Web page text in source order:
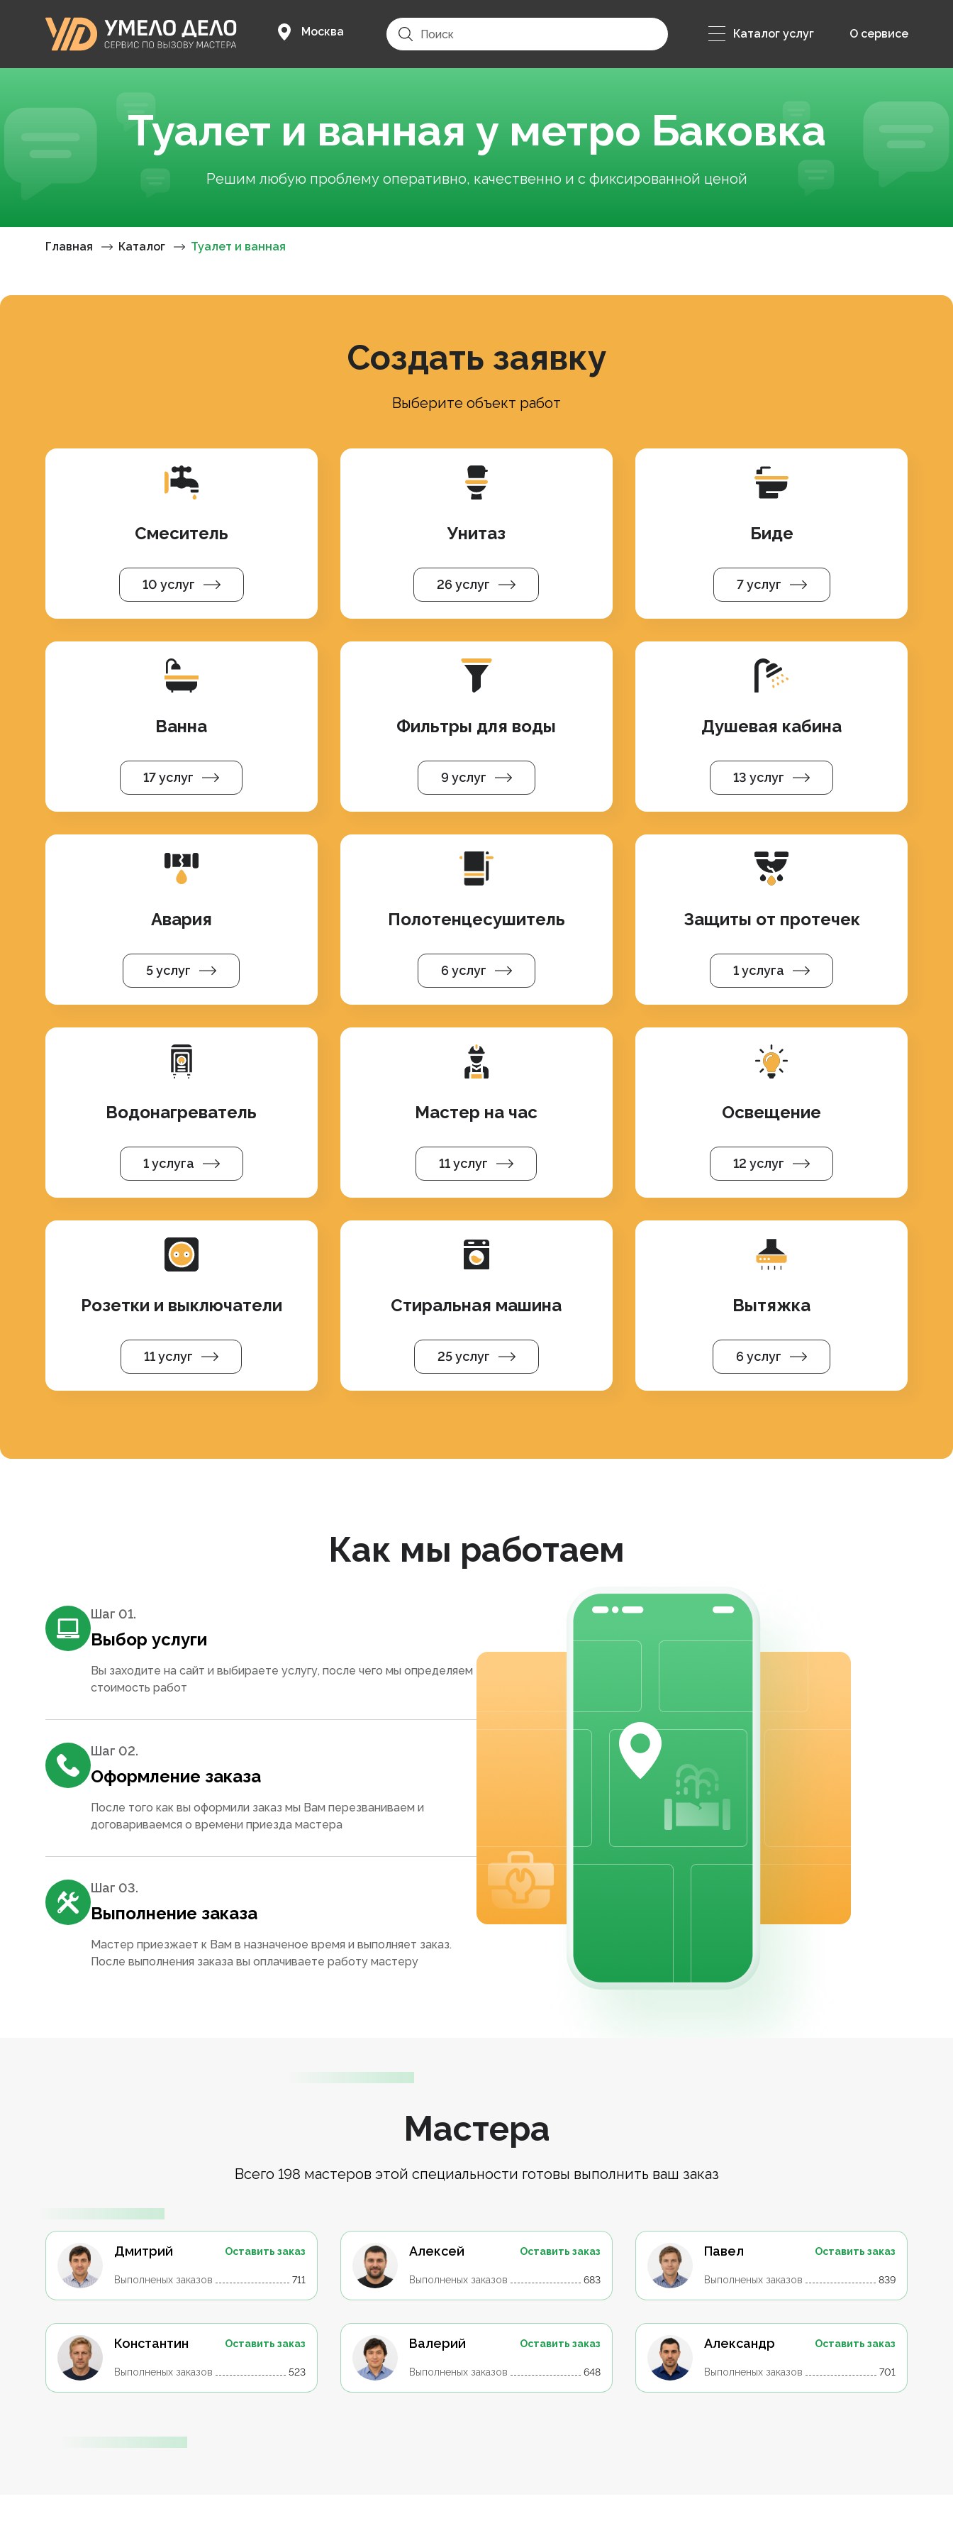
Москва Каталог услуг О сервисе
Туалет и ванная у метро Баковка
Решим любую проблему оперативно, качественно и с фиксированной ценой
Главная Каталог Туалет и ванная
Создать заявку
Выберите объект работ
Смеситель
10 услуг
Унитаз
26 услуг
Биде
7 услуг
Ванна
17 услуг
Фильтры для воды
9 услуг
Душевая кабина
13 услуг
Авария
5 услуг
Полотенцесушитель
6 услуг
Защиты от протечек
1 услуга
Водонагреватель
1 услуга
Мастер на час
11 услуг
Освещение
12 услуг
Розетки и выключатели
11 услуг
Стиральная машина
25 услуг
Вытяжка
6 услуг
Как мы работаем
Шаг 01.
Выбор услуги
Вы заходите на сайт и выбираете услугу, после чего мы определяем
стоимость работ
Шаг 02.
Оформление заказа
После того как вы оформили заказ мы Вам перезваниваем и
договариваемся о времени приезда мастера
Шаг 03.
Выполнение заказа
Мастер приезжает к Вам в назначеное время и выполняет заказ.
После выполнения заказа вы оплачиваете работу мастеру
Мастера
Всего 198 мастеров этой специальности готовы выполнить ваш заказ
Дмитрий Оставить заказ
Выполненых заказов 711
Алексей Оставить заказ
Выполненых заказов 683
Павел Оставить заказ
Выполненых заказов 839
Константин Оставить заказ
Выполненых заказов 523
Валерий Оставить заказ
Выполненых заказов 648
Александр Оставить заказ
Выполненых заказов 701